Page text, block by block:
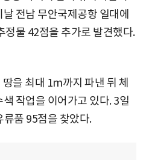
전남 무안국제공항 일대에
정물 42점을 추가로 발견했다.
을 최대 1m까지 파낸 뒤 체
작업을 이어가고 있다. 3일
품 95점을 찾았다.